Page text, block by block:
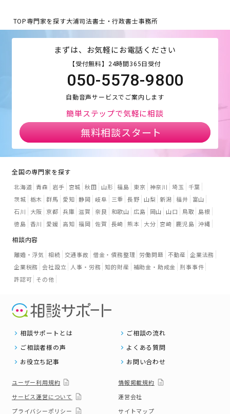
TOP専門家を探す大浦司法書士・行政書士事務所
まずは、お気軽にお電話ください
【受付無料】24時間365日受付
050-5578-9800
自動音声サービスでご案内します
簡単ステップで気軽に相談
無料相談スタート
全国の専門家を探す
北海道 青森 岩手 宮城 秋田 山形 福島 東京 神奈川 埼玉
千葉
茨城 栃木 群馬 愛知 静岡 岐阜 三重 長野 山梨 新潟 福井
富山
石川
大阪 京都 兵庫 滋賀 奈良 和歌山 広島 岡山 山口 鳥取
島根
徳島 香川 愛媛 高知 福岡 佐賀 長崎 熊本 大分 宮崎 鹿児島 沖縄
相談内容
離婚・浮気 相続 交通事故 借金・債務整理 労働問題 不動産 企業法務
企業税務 会社設立 人事・労務 知的財産 補助金・助成金 刑事事件
許認可 その他
相談サポートとは
ご相談の流れ
ご相談者様の声
よくある質問
お役立ち記事
お問い合わせ
ユーザー利用規約
情報掲載規約
サービス運営について
運営会社
プライバシーポリシー
サイトマップ